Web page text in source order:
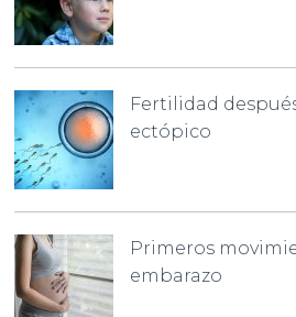
Fertilidad
ectópico
Primeros
embarazo